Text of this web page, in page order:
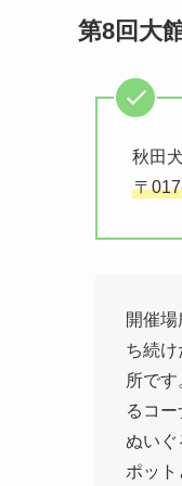
第8回大
秋田
〒
開催
ち続
所で
るコ
ぬいぐ
ポット